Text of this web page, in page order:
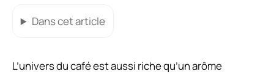
Dans cet article
L’univers du café est aussi riche qu’un arôme